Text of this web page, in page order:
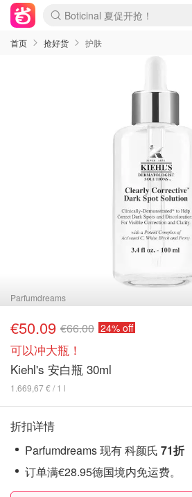
Boticinal 夏促开抢！
4折！lulu周四疯狂上新
还没结束！&OtherStories大促
Joybuy变相75折 随时失效
速领！Stanley独家85折
疑似霸哥！Camper额外叠85折
Zalando 奥莱闪促！每日更新
Moncler反季囤！5折起+叠9折
Coach Brooklyn仅€192
首页 抢好货 护肤
Parfumdreams
€50.09 €66.00 24% off
可以冲大瓶！
Kiehl's 安白瓶 30ml
1.669,67 € / 1 l
折扣详情
Parfumdreams 现有 科颜氏 71折
订单满€28.95德国境内免运费。